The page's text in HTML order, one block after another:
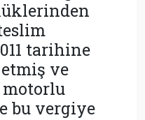
tarihine
ve
motorlu
bu vergiye